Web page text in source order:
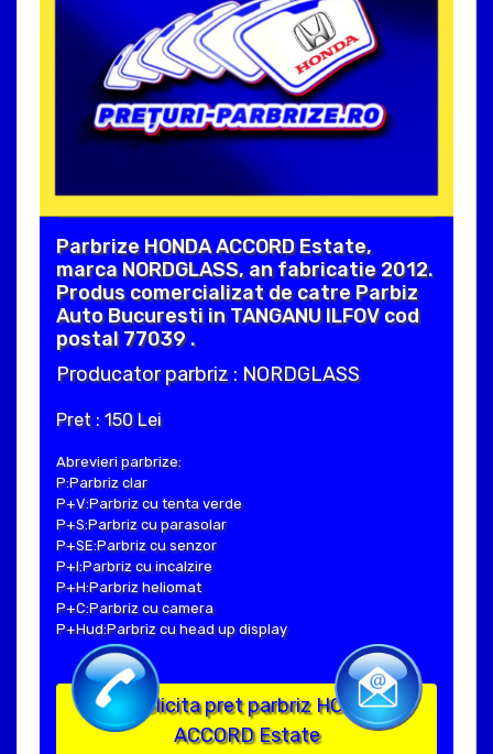
Parbrize HONDA ACCORD Estate,
marca NORDGLASS, an fabricatie 2012.
Produs comercializat de catre Parbiz
Auto Bucuresti in TANGANU ILFOV cod
postal 77039 .
Producator parbriz : NORDGLASS
Pret : 150 Lei
Abrevieri parbrize:
P:Parbriz clar
P+V:Parbriz cu tenta verde
P+S:Parbriz cu parasolar
P+SE:Parbriz cu senzor
P+I:Parbriz cu incalzire
P+H:Parbriz heliomat
P+C:Parbriz cu camera
P+Hud:Parbriz cu head up display
Solicita pret parbriz HONDA
ACCORD Estate